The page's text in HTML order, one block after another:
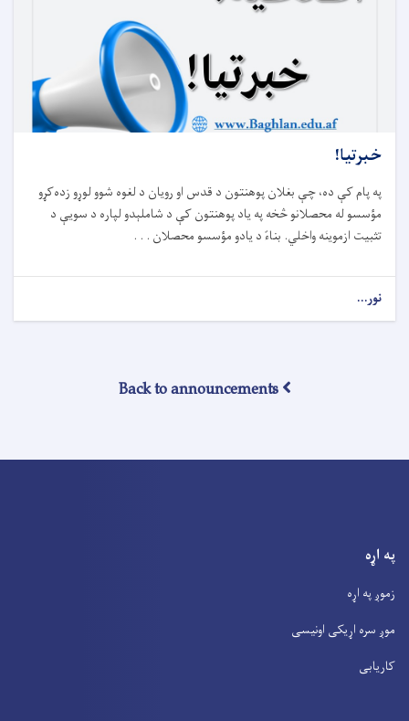
خبرتیا!
په پام کې ده، چې بغلان پوهنتون د قدس او رویان د لغوه شوو لوړو زده‌کړو
مؤسسو له محصلانو څخه په یاد پوهنتون کې د شاملېدو لپاره د سویې د
تثبیت ازموینه واخلي. بناءً د یادو مؤسسو محصلان . . .
نور...
Back to announcements
په اړه
زموږ په اړه
موږ سره اړیکی اونیسی
کاریابی